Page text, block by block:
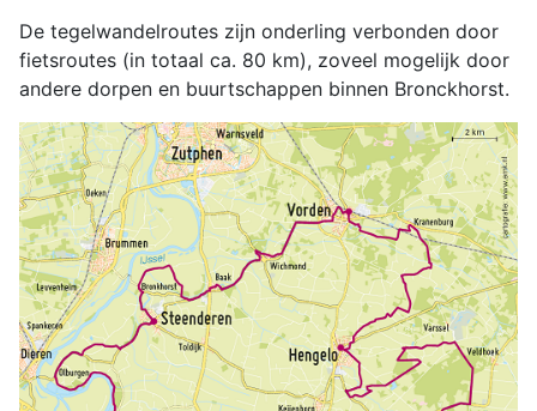
De tegelwandelroutes zijn onderling verbonden door
fietsroutes (in totaal ca. 80 km), zoveel mogelijk door
andere dorpen en buurtschappen binnen Bronckhorst.